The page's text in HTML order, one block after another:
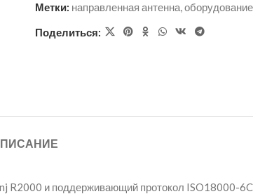
Метки: направленная антенна,оборудование
Поделиться:
R2000 и поддерживающий протокол ISO18000-